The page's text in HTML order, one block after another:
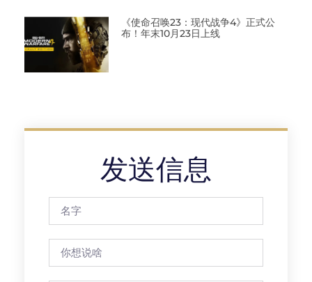
《使命召唤23：现代战争4》正式公
布！年末10月23日上线
发送信息